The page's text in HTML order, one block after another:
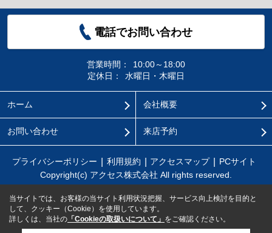
電話でお問い合わせ
営業時間：
10:00～18:00
定休日：
水曜日・木曜日
ホーム 会社概要
お問い合わせ 来店予約
プライバシーポリシー 利用規約 アクセスマップ
PCサイト
Copyright(c) アクセス株式会社 All rights reserved.
当サイトでは、お客様の当サイト利用状況把握、サービス向上検討を目的と
して、クッキー（Cookie）を使用しています。
詳しくは、当社の 「Cookieの取扱いについて」 をご確認ください。